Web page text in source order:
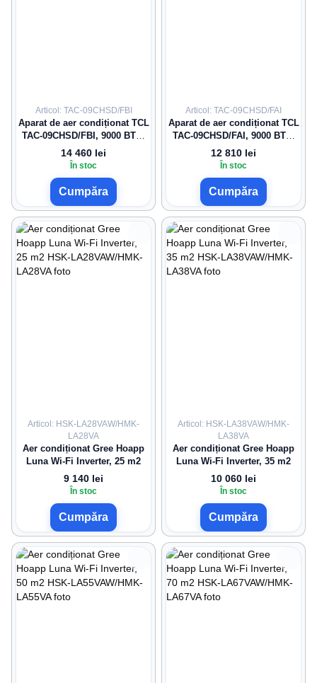
Articol: TAC-09CHSD/FBI
Aparat de aer condiționat TCL
TAC-09CHSD/FBI, 9000 BTU,
până la 25 m²
14 460 lei
În stoc
Cumpăra
Articol: TAC-09CHSD/FAI
Aparat de aer condiționat TCL
TAC-09CHSD/FAI, 9000 BTU,
până la 25 m²
12 810 lei
În stoc
Cumpăra
Articol: HSK-LA28VAW/HMK-
LA28VA
Aer condiționat Gree Hoapp
Luna Wi-Fi Inverter, 25 m2
9 140 lei
În stoc
Cumpăra
Articol: HSK-LA38VAW/HMK-
LA38VA
Aer condiționat Gree Hoapp
Luna Wi-Fi Inverter, 35 m2
10 060 lei
În stoc
Cumpăra